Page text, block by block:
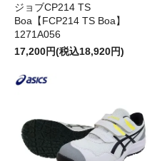
ジョブCP214 TS
Boa【FCP214 TS Boa】
1271A056
17,200円(税込18,920円)